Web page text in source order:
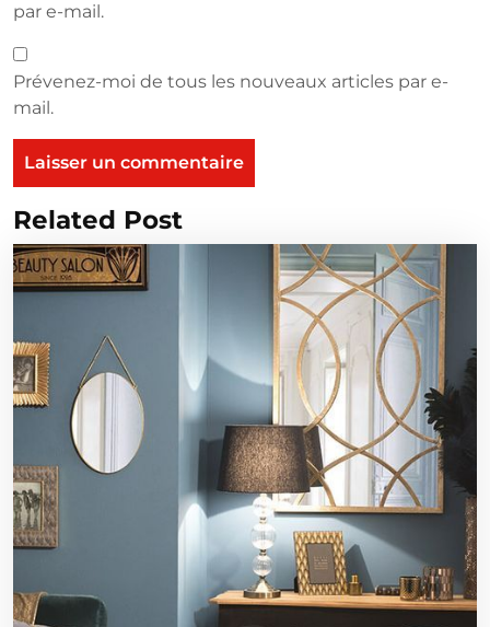
par e-mail.
Prévenez-moi de tous les nouveaux articles par e-
mail.
Related Post